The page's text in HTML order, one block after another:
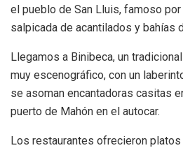
el pueblo de San Lluis, famoso
salpicada de acantilados y bahías
Llegamos a Binibeca, un
muy escenográfico, con un
se asoman encantadoras casitas
puerto de Mahón en el autocar.
Los restaurantes ofrecieron